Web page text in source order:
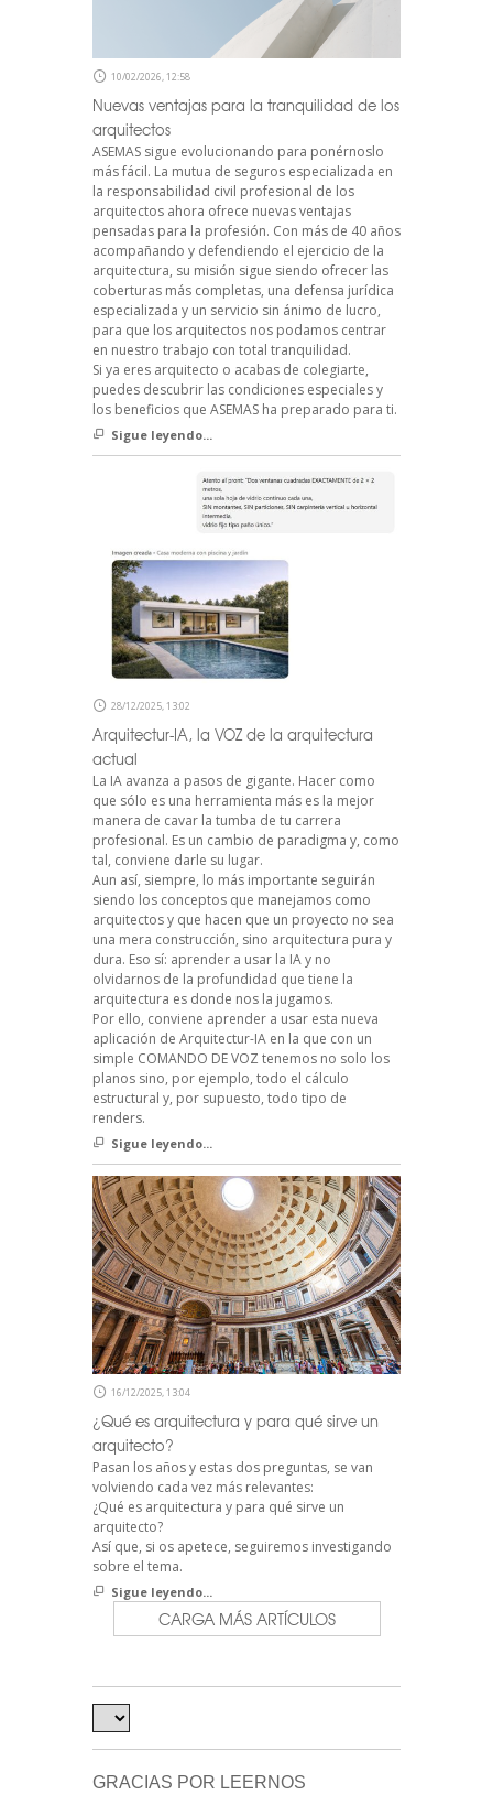
10/02/2026, 12:58
Nuevas ventajas para la tranquilidad de los
arquitectos
ASEMAS sigue evolucionando para ponérnoslo
más fácil. La mutua de seguros especializada en
la responsabilidad civil profesional de los
arquitectos ahora ofrece nuevas ventajas
pensadas para la profesión. Con más de 40 años
acompañando y defendiendo el ejercicio de la
arquitectura, su misión sigue siendo ofrecer las
coberturas más completas, una defensa jurídica
especializada y un servicio sin ánimo de lucro,
para que los arquitectos nos podamos centrar
en nuestro trabajo con total tranquilidad.
Si ya eres arquitecto o acabas de colegiarte,
puedes descubrir las condiciones especiales y
los beneficios que ASEMAS ha preparado para ti.
Sigue leyendo...
28/12/2025, 13:02
Arquitectur-IA, la VOZ de la arquitectura
actual
La IA avanza a pasos de gigante. Hacer como
que sólo es una herramienta más es la mejor
manera de cavar la tumba de tu carrera
profesional. Es un cambio de paradigma y, como
tal, conviene darle su lugar.
Aun así, siempre, lo más importante seguirán
siendo los conceptos que manejamos como
arquitectos y que hacen que un proyecto no sea
una mera construcción, sino arquitectura pura y
dura. Eso sí: aprender a usar la IA y no
olvidarnos de la profundidad que tiene la
arquitectura es donde nos la jugamos.
Por ello, conviene aprender a usar esta nueva
aplicación de Arquitectur-IA en la que con un
simple COMANDO DE VOZ tenemos no solo los
planos sino, por ejemplo, todo el cálculo
estructural y, por supuesto, todo tipo de
renders.
Sigue leyendo...
16/12/2025, 13:04
¿Qué es arquitectura y para qué sirve un
arquitecto?
Pasan los años y estas dos preguntas, se van
volviendo cada vez más relevantes:
¿Qué es arquitectura y para qué sirve un
arquitecto?
Así que, si os apetece, seguiremos investigando
sobre el tema.
Sigue leyendo...
CARGA MÁS ARTÍCULOS
GRACIAS POR LEERNOS